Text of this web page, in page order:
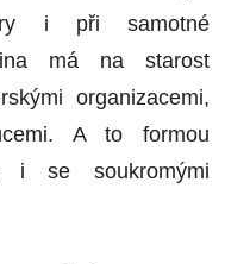
i při samotné
má na starost
organizacemi,
A to formou
i se soukromými